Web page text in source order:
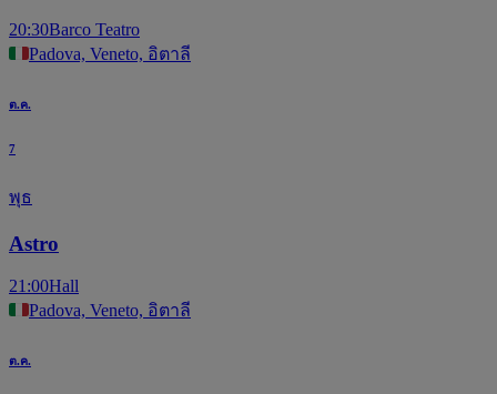
20:30Barco Teatro
Padova, Veneto, อิตาลี
ต.ค.
7
พุธ
Astro
21:00Hall
Padova, Veneto, อิตาลี
ต.ค.